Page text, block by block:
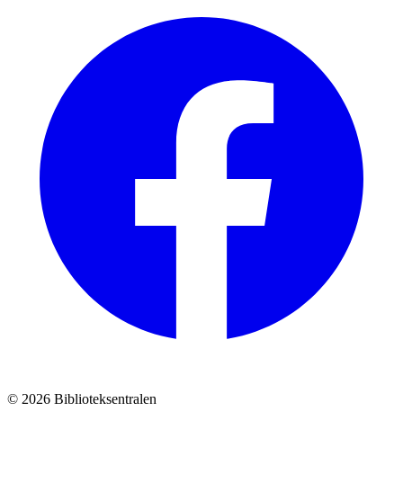
© 2026 Biblioteksentralen